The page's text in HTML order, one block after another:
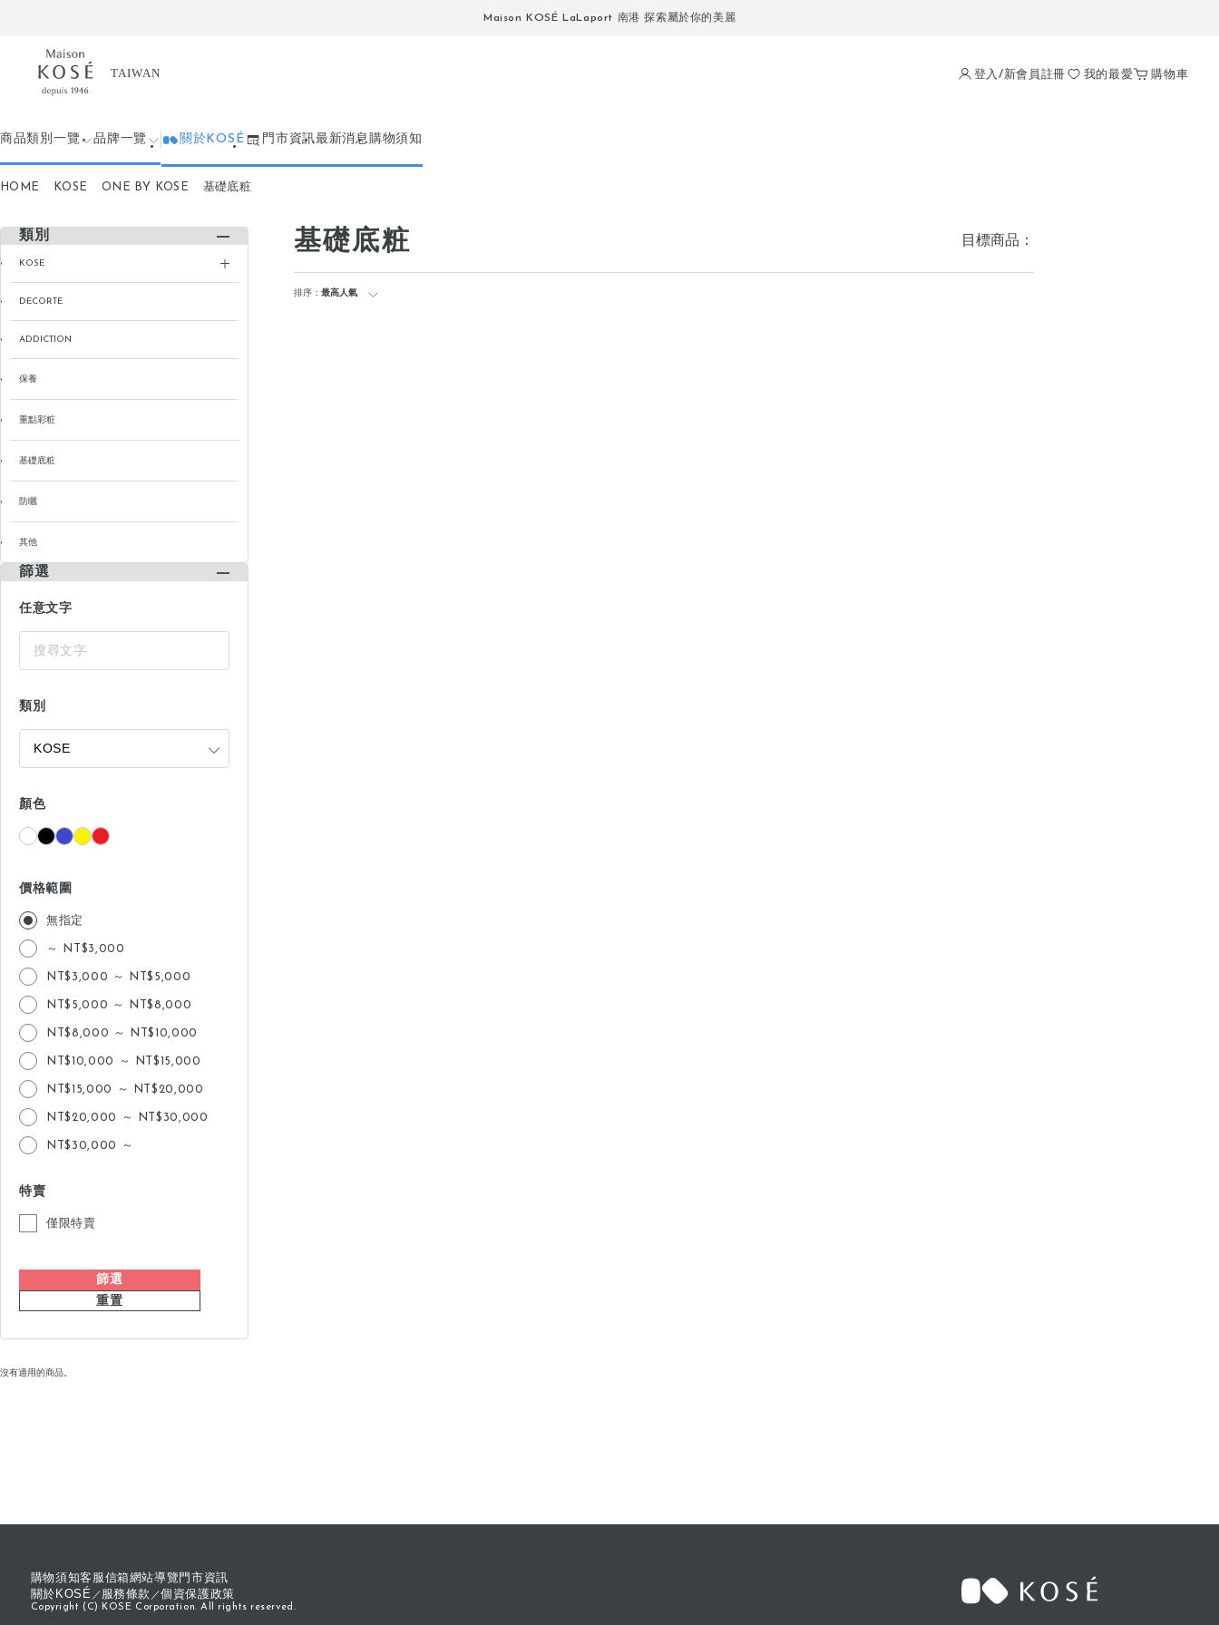
Maison KOSÉ LaLaport 南港 探索屬於你的美麗
登入/新會員註冊 我的最愛 購物車
商品類別一覽 品牌一覽 關於KOSÉ 門市資訊最新消息購物須知
HOME KOSE ONE BY KOSE 基礎底粧
類別
KOSE
DECORTE
ADDICTION
保養
重點彩粧
基礎底粧
防曬
其他
篩選
任意文字
類別
顏色
價格範圍
無指定
～ NT$3,000
NT$3,000 ～ NT$5,000
NT$5,000 ～ NT$8,000
NT$8,000 ～ NT$10,000
NT$10,000 ～ NT$15,000
NT$15,000 ～ NT$20,000
NT$20,000 ～ NT$30,000
NT$30,000 ～
特賣
僅限特賣
篩選
重置
基礎底粧 目標商品：
排序： 最高人氣
沒有適用的商品。
購物須知客服信箱網站導覽 門市資訊
關於KOSÉ
服務條款 個資保護政策
Copyright (C) KOSE Corporation. All rights reserved.